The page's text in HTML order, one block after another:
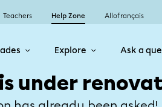
Teachers Help Zone Allofrançais
Explore Ask a
under